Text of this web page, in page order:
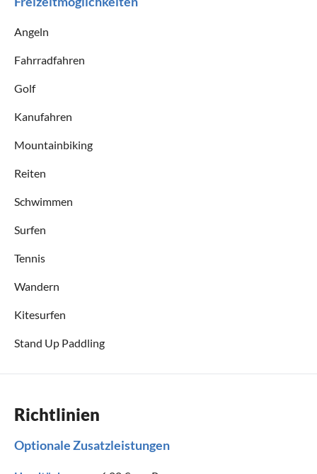
Angeln
Fahrradfahren
Golf
Kanufahren
Mountainbiking
Reiten
Schwimmen
Surfen
Tennis
Wandern
Kitesurfen
Stand Up Paddling
Richtlinien
Optionale Zusatzleistungen